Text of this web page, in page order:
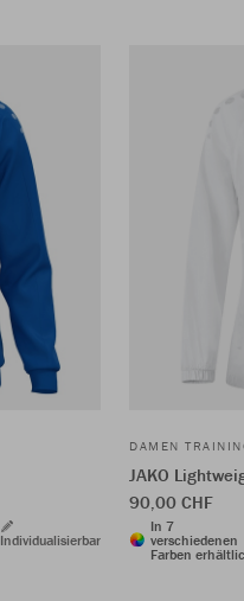
Individualisierbar
DAMEN
JAKO
90,00 CHF
In 7
verschiedenen
Farben